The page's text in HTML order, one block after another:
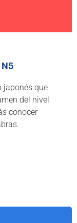
japonés que
del nivel
conocer